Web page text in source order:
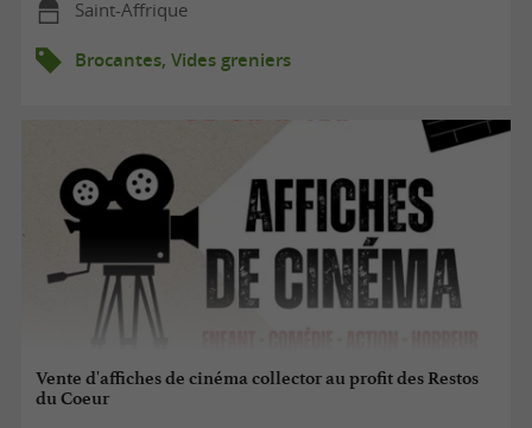
Saint-Affrique
Brocantes, Vides greniers
Vente d'affiches de cinéma collector au profit des Restos
du Coeur